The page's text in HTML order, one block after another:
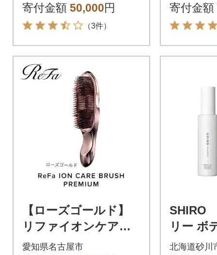
電 家電
寄付金額 50,000円
（3件）
バック
寄付金額
【ローズゴールド】
リファイオンケアブ
ラシプレミアム
愛知県名古屋市
SHIRO
リー ボ
ト
北海道砂川